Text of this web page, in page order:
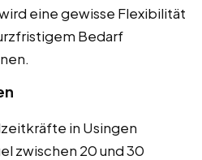
wird eine gewisse Flexibilität
Bedarf
in Usingen
zwischen 20 und 30